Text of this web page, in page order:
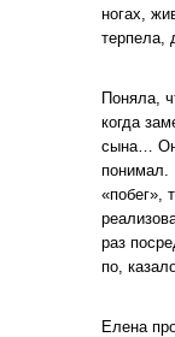
ногах,
терпела,
Поняла,
когда
сына… Он
понимал.
«побег»,
раз
по,
Елена